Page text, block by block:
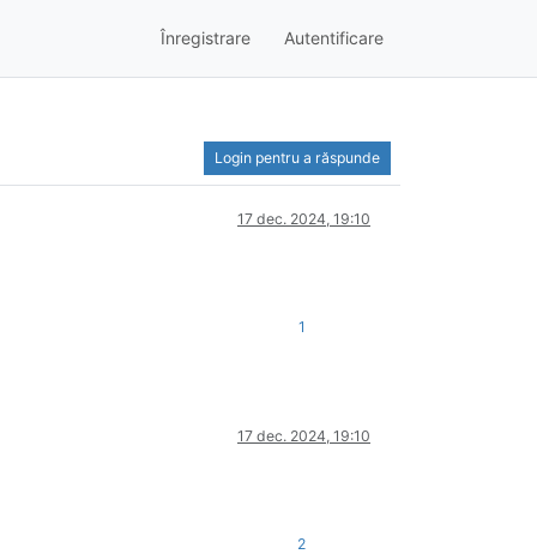
Înregistrare Autentificare
Login pentru a răspunde
17 dec. 2024, 19:10
1
17 dec. 2024, 19:10
2